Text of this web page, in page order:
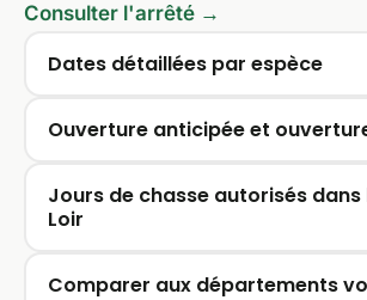
Consulter l'arrêté →
Dates détaillées par espèce
Ouverture anticipée et
Jours de chasse autorisés
Loir
Comparer aux départements